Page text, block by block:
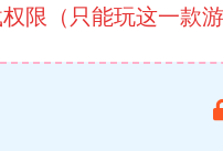
限（只能玩这一款